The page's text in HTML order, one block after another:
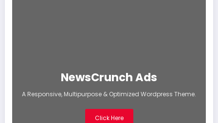
NewsCrunch Ads
A Responsive, Multipurpose & Optimized Wordpress Theme.
Click Here